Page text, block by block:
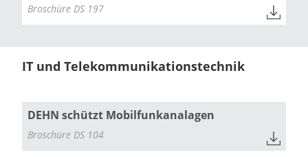
Broschüre DS 197
IT und Telekommunikationstechnik
DEHN schützt Mobilfunkanalagen
Broschüre DS 104